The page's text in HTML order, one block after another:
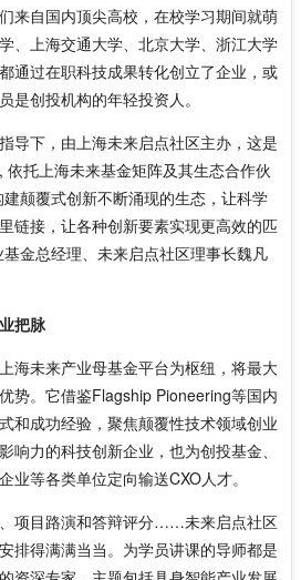
来自国内顶尖高校，在校学习期间就萌
、上海交通大学、北京大学、浙江大学
通过在职科技成果转化创立了企业，或
是创投机构的年轻投资人。
导下，由上海未来启点社区主办，这是
托上海未来基金矩阵及其生态合作伙
颠覆式创新不断涌现的生态，让科学
链接，让各种创新要素实现更高效的匹
金总经理、未来启点社区理事长魏凡
把脉
海未来产业母基金平台为枢纽，将最大
势。它借鉴Flagship Pioneering等国内
和成功经验，聚焦颠覆性技术领域创业
响力的科技创新企业，也为创投基金、
业等各类单位定向输送CXO人才。
项目路演和答辩评分……未来启点社区
排得满满当当。为学员讲课的导师都是